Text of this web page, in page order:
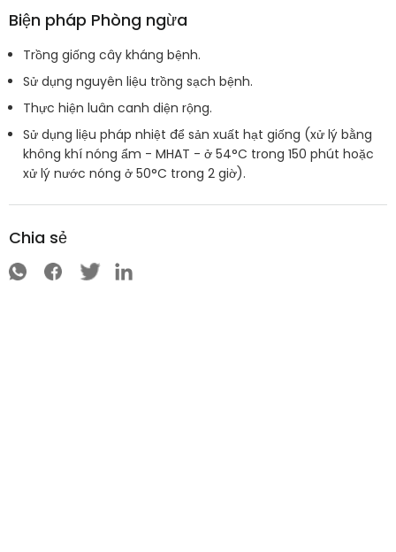
Biện pháp Phòng ngừa
Trồng giống cây kháng bệnh.
Sử dụng nguyên liệu trồng sạch bệnh.
Thực hiện luân canh diện rộng.
Sử dụng liệu pháp nhiệt để sản xuất hạt giống (xử lý bằng
không khí nóng ẩm - MHAT - ở 54°C trong 150 phút hoặc
xử lý nước nóng ở 50°C trong 2 giờ).
Chia sẻ